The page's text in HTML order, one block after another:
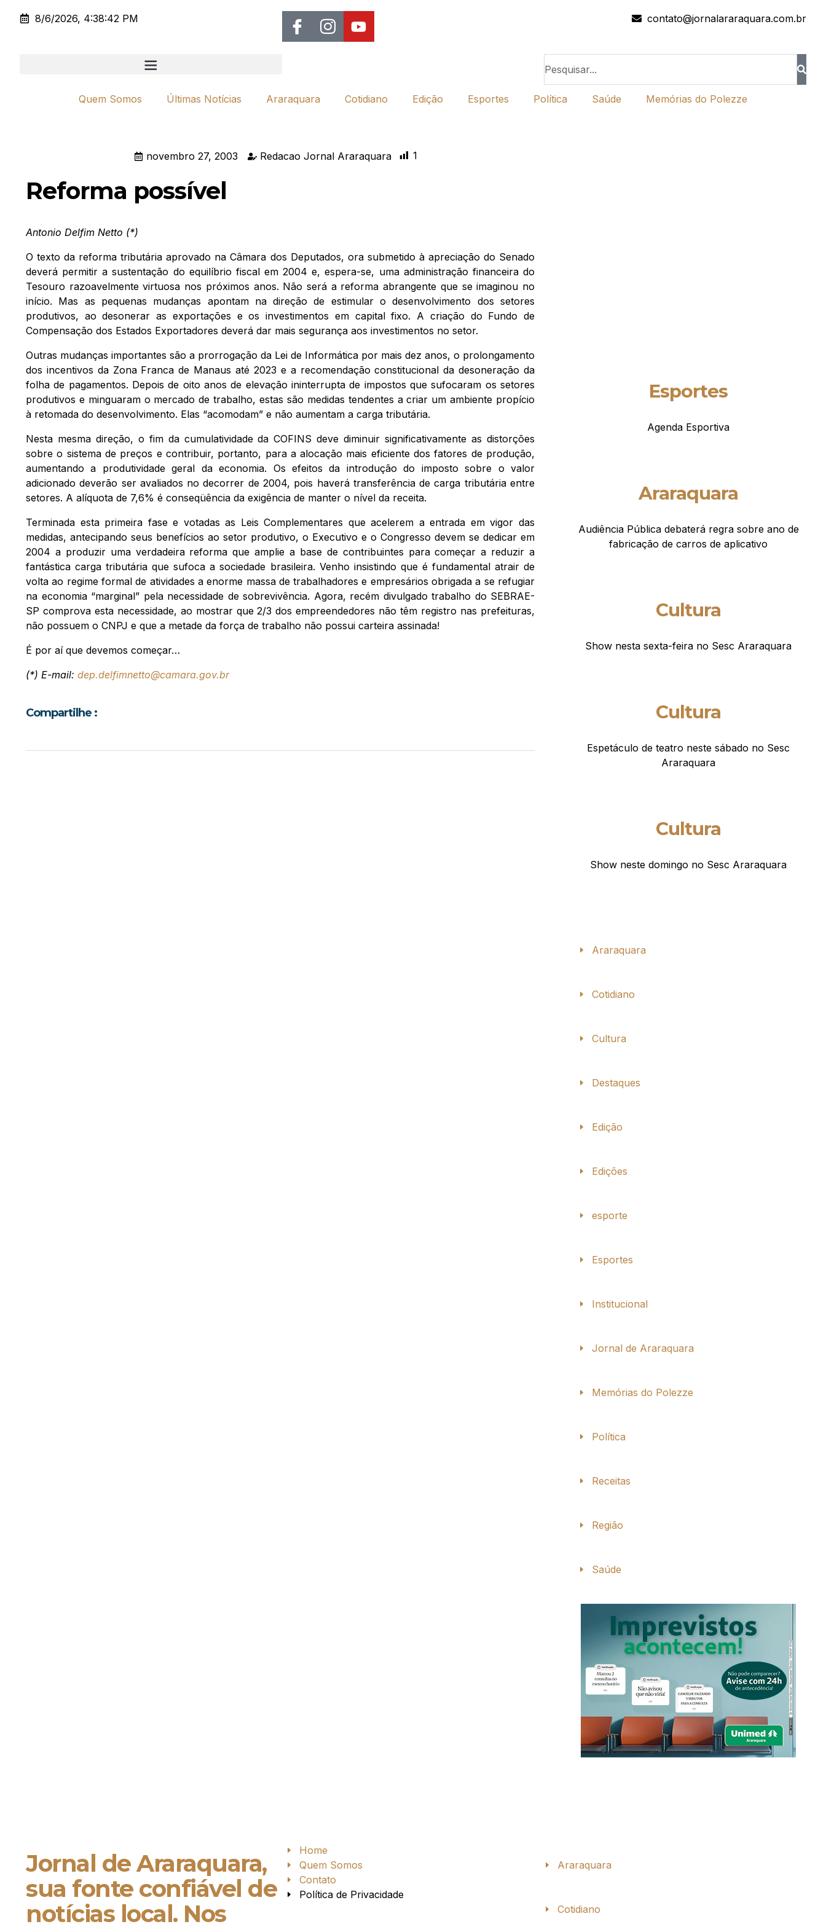
8/6/2026, 4:38:42 PM contato@jornalararaquara.com.br
Quem Somos Últimas Notícias Araraquara Cotidiano Edição Esportes Política Saúde Memórias do Polezze
novembro 27, 2003 Redacao Jornal Araraquara 1
Reforma possível
Antonio Delfim Netto (*)
O texto da reforma tributária aprovado na Câmara dos Deputados, ora submetido à apreciação do Senado
deverá permitir a sustentação do equilíbrio fiscal em 2004 e, espera-se, uma administração financeira do
Tesouro razoavelmente virtuosa nos próximos anos. Não será a reforma abrangente que se imaginou no
início. Mas as pequenas mudanças apontam na direção de estimular o desenvolvimento dos setores
produtivos, ao desonerar as exportações e os investimentos em capital fixo. A criação do Fundo de
Compensação dos Estados Exportadores deverá dar mais segurança aos investimentos no setor.
Outras mudanças importantes são a prorrogação da Lei de Informática por mais dez anos, o prolongamento
dos incentivos da Zona Franca de Manaus até 2023 e a recomendação constitucional da desoneração da
folha de pagamentos. Depois de oito anos de elevação ininterrupta de impostos que sufocaram os setores
produtivos e minguaram o mercado de trabalho, estas são medidas tendentes a criar um ambiente propício
à retomada do desenvolvimento. Elas “acomodam” e não aumentam a carga tributária.
Nesta mesma direção, o fim da cumulatividade da COFINS deve diminuir significativamente as distorções
sobre o sistema de preços e contribuir, portanto, para a alocação mais eficiente dos fatores de produção,
aumentando a produtividade geral da economia. Os efeitos da introdução do imposto sobre o valor
adicionado deverão ser avaliados no decorrer de 2004, pois haverá transferência de carga tributária entre
setores. A alíquota de 7,6% é conseqüência da exigência de manter o nível da receita.
Terminada esta primeira fase e votadas as Leis Complementares que acelerem a entrada em vigor das
medidas, antecipando seus benefícios ao setor produtivo, o Executivo e o Congresso devem se dedicar em
2004 a produzir uma verdadeira reforma que amplie a base de contribuintes para começar a reduzir a
fantástica carga tributária que sufoca a sociedade brasileira. Venho insistindo que é fundamental atrair de
volta ao regime formal de atividades a enorme massa de trabalhadores e empresários obrigada a se refugiar
na economia “marginal” pela necessidade de sobrevivência. Agora, recém divulgado trabalho do SEBRAE-
SP comprova esta necessidade, ao mostrar que 2/3 dos empreendedores não têm registro nas prefeituras,
não possuem o CNPJ e que a metade da força de trabalho não possui carteira assinada!
É por aí que devemos começar…
(*) E-mail: dep.delfimnetto@camara.gov.br
Compartilhe :
Esportes
Agenda Esportiva
Araraquara
Audiência Pública debaterá regra sobre ano de
fabricação de carros de aplicativo
Cultura
Show nesta sexta-feira no Sesc Araraquara
Cultura
Espetáculo de teatro neste sábado no Sesc
Araraquara
Cultura
Show neste domingo no Sesc Araraquara
Araraquara
Cotidiano
Cultura
Destaques
Edição
Edições
esporte
Esportes
Institucional
Jornal de Araraquara
Memórias do Polezze
Política
Receitas
Região
Saúde
Jornal de Araraquara,
sua fonte confiável de
notícias local. Nos
Home
Quem Somos
Contato
Política de Privacidade
Araraquara
Cotidiano